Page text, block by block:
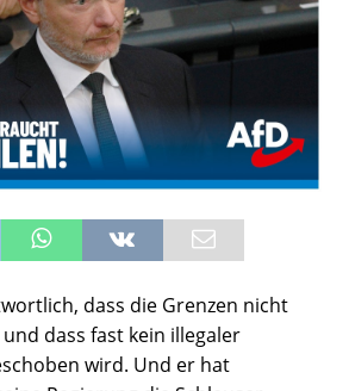
dass die Grenzen nicht
dass fast kein illegaler
wird. Und er hat